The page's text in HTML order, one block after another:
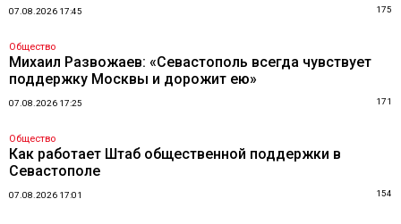
07.08.2026 17:45 175
Общество
Михаил Развожаев: «Севастополь всегда чувствует
поддержку Москвы и дорожит ею»
07.08.2026 17:25 171
Общество
Как работает Штаб общественной поддержки в
Севастополе
07.08.2026 17:01 154